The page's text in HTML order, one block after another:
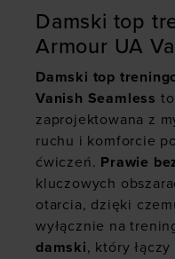
Damski top
Armour UA
Damski top
Vanish Seamless
zaprojektowana z
ruchu i komforcie
ćwiczeń. Prawie
kluczowych
otarcia, dzięki
wyłącznie na
damski, który